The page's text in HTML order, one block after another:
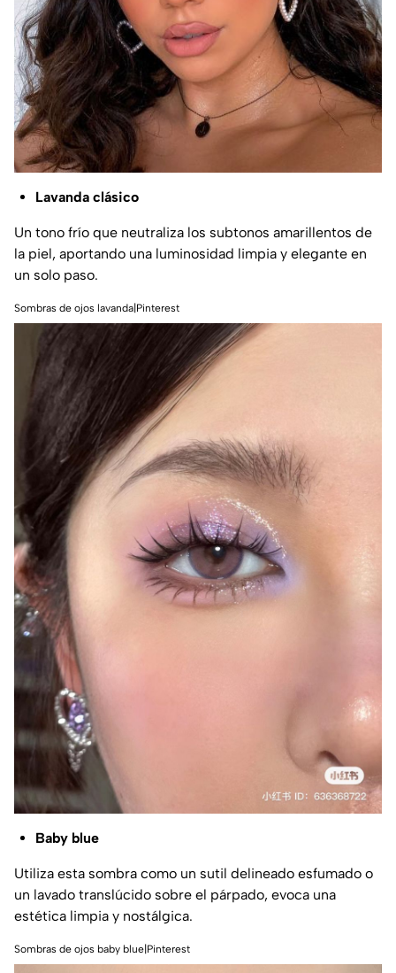
Lavanda clásico
Un tono frío que neutraliza los subtonos amarillentos de
la piel, aportando una luminosidad limpia y elegante en
un solo paso.
Sombras de ojos lavanda|Pinterest
Baby blue
Utiliza esta sombra como un sutil delineado esfumado o
un lavado translúcido sobre el párpado, evoca una
estética limpia y nostálgica.
Sombras de ojos baby blue|Pinterest